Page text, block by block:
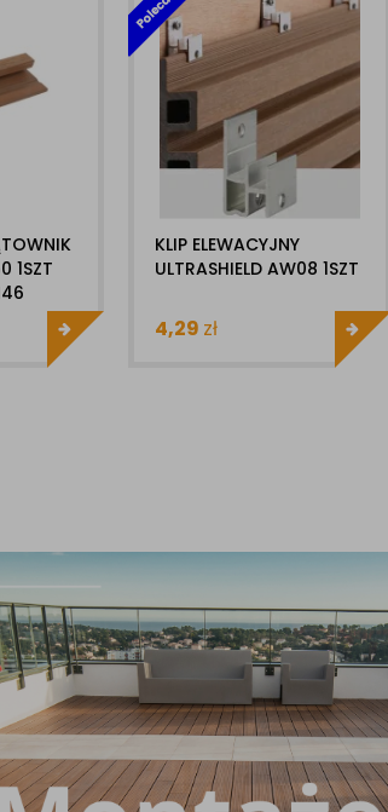
1SZT
KLIP ELEWACYJNY
ULTRASHIELD AW08 1SZT
4,29 zł